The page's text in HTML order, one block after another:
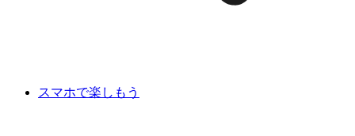
スマホで楽しもう